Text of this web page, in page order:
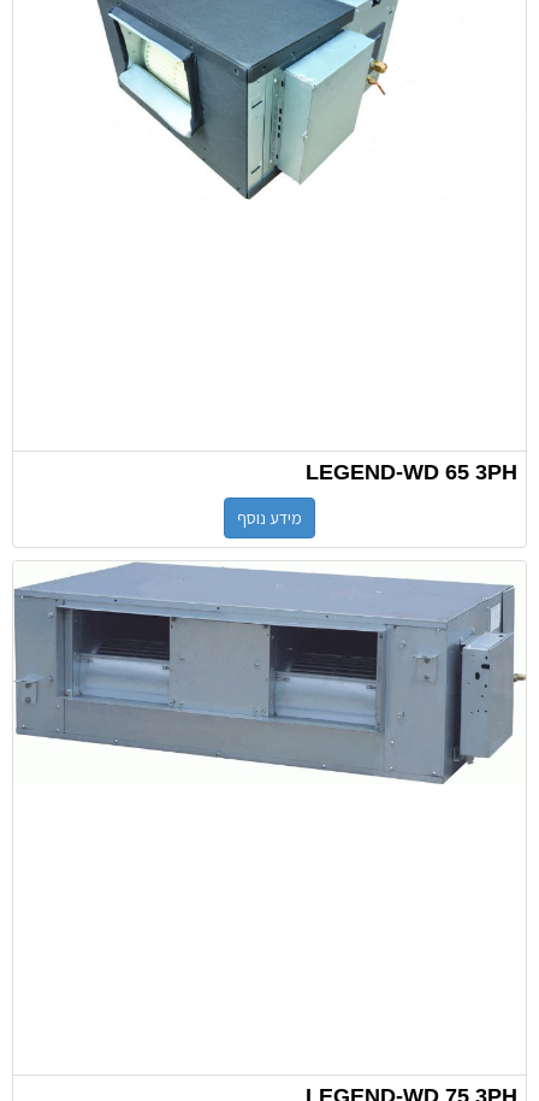
LEGEND-WD 65 3PH
מידע נוסף
LEGEND-WD 75 3PH